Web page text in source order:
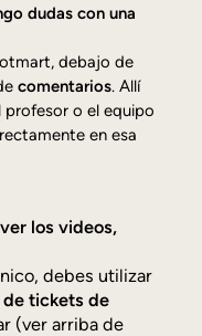
dudas con una
debajo de
comentarios. Allí
profesor o el equipo
en esa
los videos,
debes utilizar
tickets de
(ver arriba de